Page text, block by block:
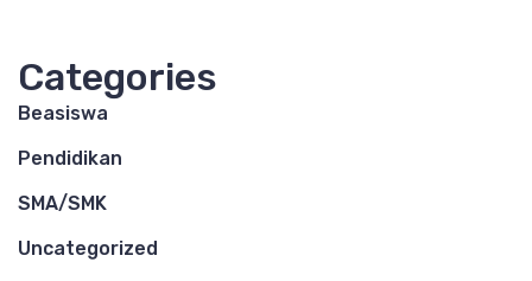
Categories
Beasiswa
Pendidikan
SMA/SMK
Uncategorized